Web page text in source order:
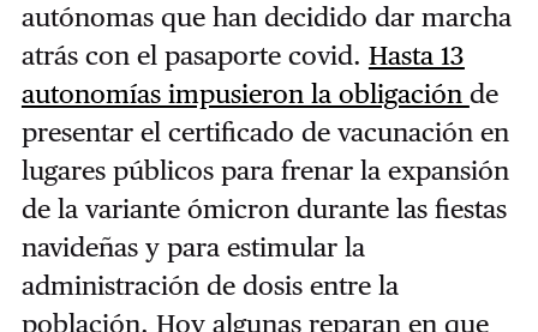
autónomas que han decidido dar marcha
atrás con el pasaporte covid. Hasta 13
autonomías impusieron la obligación de
presentar el certificado de vacunación en
lugares públicos para frenar la expansión
de la variante ómicron durante las fiestas
navideñas y para estimular la
administración de dosis entre la
población. Hoy algunas reparan en que